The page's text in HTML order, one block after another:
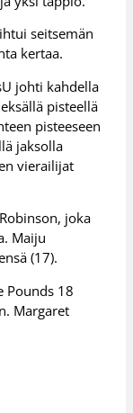
seitsemän
kertaa.
johti kahdella
pisteellä
pisteeseen
jaksolla
vierailijat
joka
Maiju
(17).
Pounds 18
Margaret